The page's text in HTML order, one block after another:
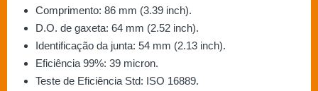
Comprimento: 86 mm (3.39 inch).
D.O. de gaxeta: 64 mm (2.52 inch).
Identificação da junta: 54 mm (2.13 inch).
Eficiência 99%: 39 micron.
Teste de Eficiência Std: ISO 16889.